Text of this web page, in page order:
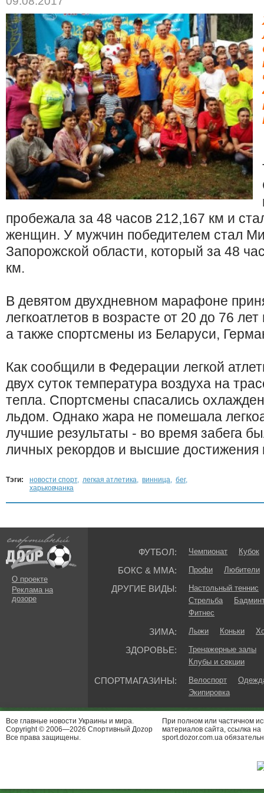
пробежала за 48 часов 212,167 км и
женщин. У мужчин победителем стал
Запорожской области, который за 48
км.
В девятом двухдневном марафоне
легкоатлетов в возрасте от 20 до 76
а также спортсмены из Беларуси,
Как сообщили в Федерации легкой
двух суток температура воздуха на
тепла. Спортсмены спасались
льдом. Однако жара не помешала
лучшие результаты - во время забега
личных рекордов и высшие достижения
Тэги: новости спорт, легкая атлетика, винница, бег,
харьковчанка
О проекте
Реклама на
дозоре
ФУТБОЛ: Чемпионат Кубок
БОКС & ММА: Профи Любители
ДРУГИЕ ВИДЫ:
Настольный теннис
Стрельба
Фитнес
ЗИМА: Лыжи Коньки
ЗДОРОВЬЕ:
Тренажерные залы
Клубы и секции
СПОРТМАГАЗИНЫ: Велоспорт
Экипировка
Все главные новости Украины и мира.
Copyright © 2006—2026 Спортивный Доzор
Все права защищены.
При полном или частичном
материалов сайта, ссылка на
sport.dozor.com.ua